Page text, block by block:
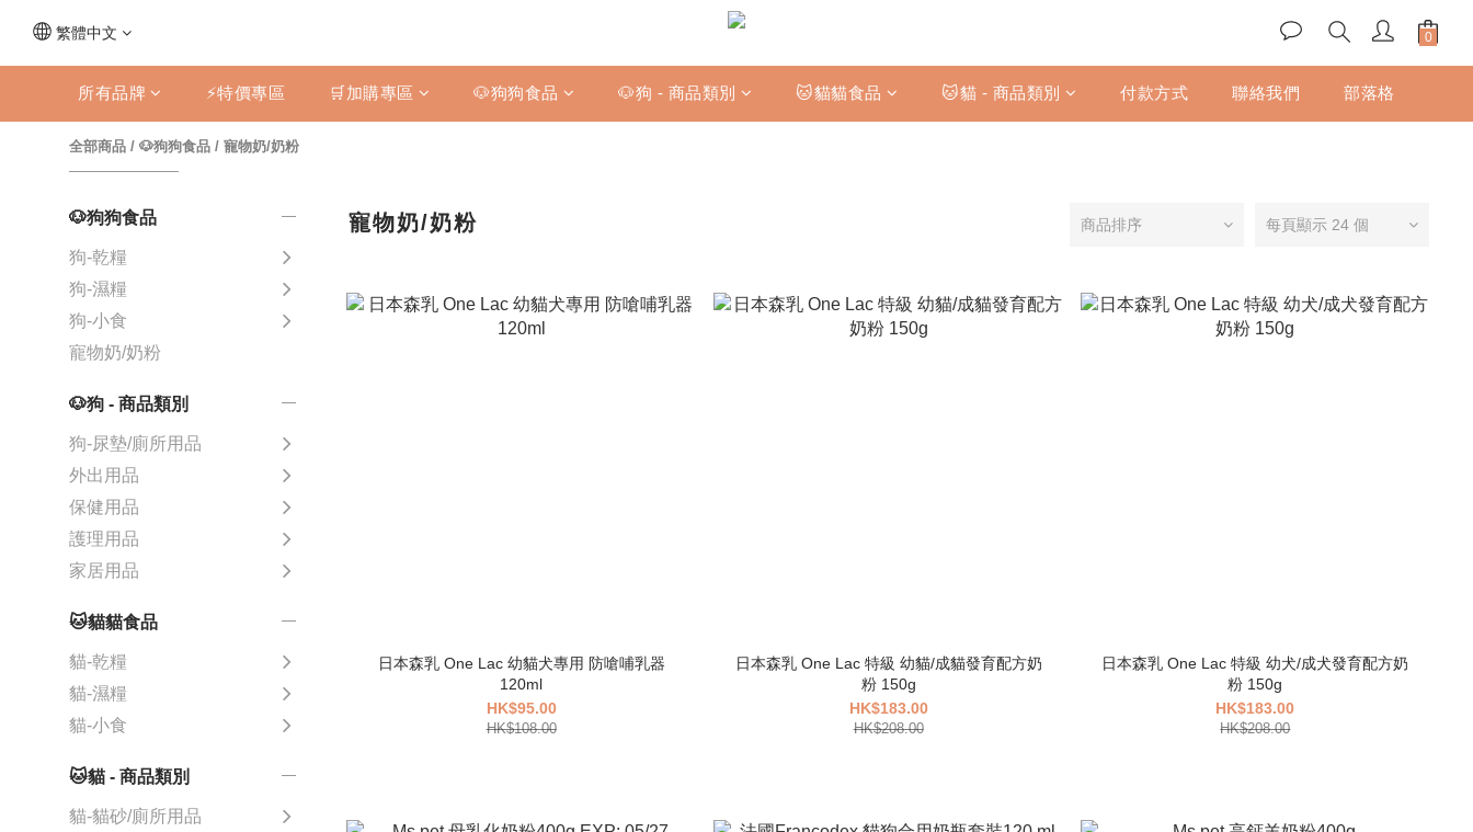
繁體中文
所有品牌 ⚡特價專區 🛒加購專區 🐶狗狗食品 🐶狗 - 商品類別 🐱貓貓食品 🐱貓 - 商品類別 付款方式 聯絡我們 部落格
全部商品 / 🐶狗狗食品 / 寵物奶/奶粉
🐶狗狗食品
狗-乾糧
狗-濕糧
狗-小食
寵物奶/奶粉
🐶狗 - 商品類別
狗-尿墊/廁所用品
外出用品
保健用品
護理用品
家居用品
🐱貓貓食品
貓-乾糧
貓-濕糧
貓-小食
🐱貓 - 商品類別
貓-貓砂/廁所用品
寵物奶/奶粉 商品排序 每頁顯示 24 個
日本森乳 One Lac 幼貓犬專用 防嗆哺乳器
120ml
HK$95.00
HK$108.00
日本森乳 One Lac 特級 幼貓/成貓發育配方奶
粉 150g
HK$183.00
HK$208.00
日本森乳 One Lac 特級 幼犬/成犬發育配方奶
粉 150g
HK$183.00
HK$208.00